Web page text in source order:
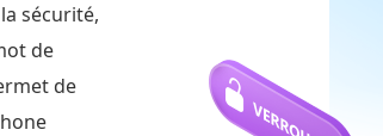
sécurité,
de
de